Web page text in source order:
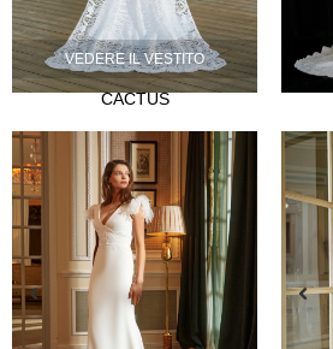
VEDERE IL VESTITO
CACTUS